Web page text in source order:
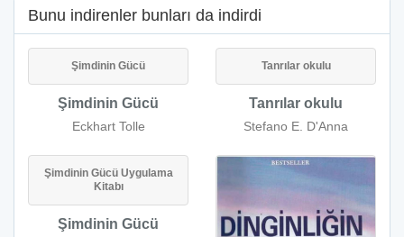
Bunu indirenler bunları da indirdi
Şimdinin Gücü
Şimdinin Gücü
Eckhart Tolle
Tanrılar okulu
Tanrılar okulu
Stefano E. D'Anna
Şimdinin Gücü Uygulama
Kitabı
Şimdinin Gücü